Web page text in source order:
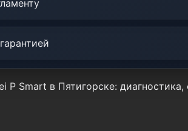
P Smart в Пятигорске: